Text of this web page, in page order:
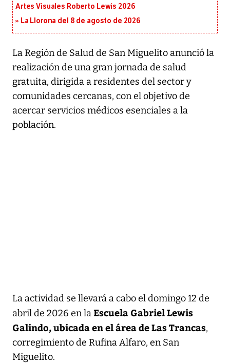
Artes Visuales Roberto Lewis 2026
La Llorona del 8 de agosto de 2026
La Región de Salud de San Miguelito anunció la
realización de una gran jornada de salud
gratuita, dirigida a residentes del sector y
comunidades cercanas, con el objetivo de
acercar servicios médicos esenciales a la
población.
La actividad se llevará a cabo el domingo 12 de
abril de 2026 en la Escuela Gabriel Lewis
Galindo, ubicada en el área de Las Trancas,
corregimiento de Rufina Alfaro, en San
Miguelito.